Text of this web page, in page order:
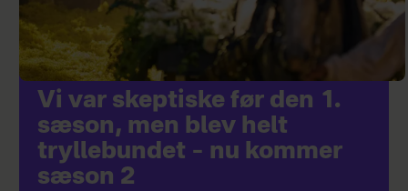
Vi var skeptiske før den 1.
sæson, men blev helt
tryllebundet – nu kommer
sæson 2